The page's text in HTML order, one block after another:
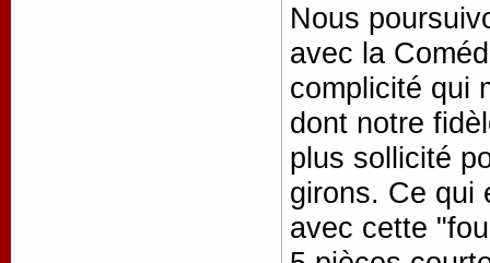
Nous
avec la
complicité qui
dont notre
plus sollicité
girons. Ce qui
avec cette